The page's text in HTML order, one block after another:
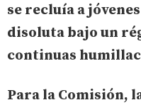
se recluía a
disoluta bajo un
continuas
Para la Comisión,